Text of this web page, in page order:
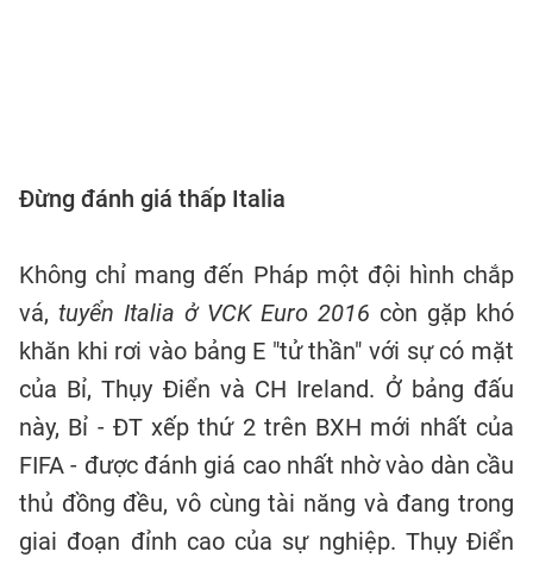
Đừng đánh giá thấp Italia
Không chỉ mang đến Pháp một đội hình chắp
vá, tuyển Italia ở VCK Euro 2016 còn gặp khó
khăn khi rơi vào bảng E "tử thần" với sự có mặt
của Bỉ, Thụy Điển và CH Ireland. Ở bảng đấu
này, Bỉ - ĐT xếp thứ 2 trên BXH mới nhất của
FIFA - được đánh giá cao nhất nhờ vào dàn cầu
thủ đồng đều, vô cùng tài năng và đang trong
giai đoạn đỉnh cao của sự nghiệp. Thụy Điển